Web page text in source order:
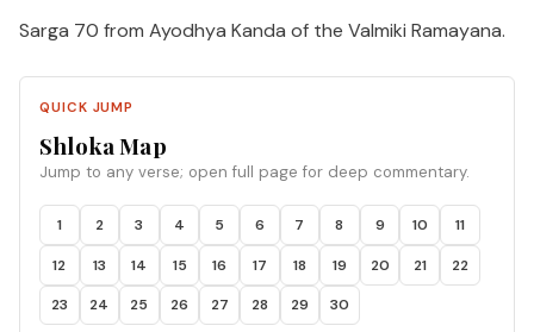
Sarga 70 from Ayodhya Kanda of the Valmiki Ramayana.
QUICK JUMP
Shloka Map
Jump to any verse; open full page for deep commentary.
1 2 3 4 5 6 7 8 9 10 11
12 13 14 15 16 17 18 19 20 21 22
23 24 25 26 27 28 29 30